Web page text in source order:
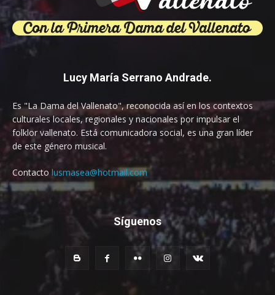
Lucy María Serrano Andrade.
Es "La Dama del Vallenato", reconocida así en los contextos
culturales locales, regionales y nacionales por impulsar el
folklor vallenato. Está comunicadora social, es una gran líder
de este género musical.
Contacto lusmasea@hotmail.com
Síguenos